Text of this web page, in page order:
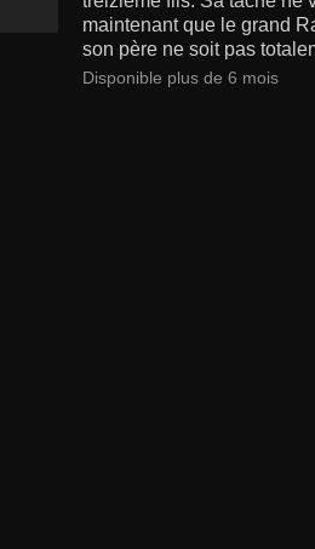
maintenant que le grand
son père ne soit pas
Disponible plus de 6 mois